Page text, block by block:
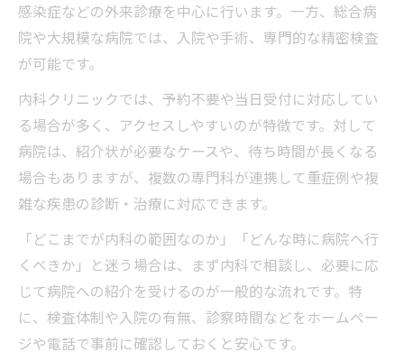
感染症などの外来診療を中心に行います。一方、総合病
院や大規模な病院では、入院や手術、専門的な精密検査
が可能です。
内科クリニックでは、予約不要や当日受付に対応してい
る場合が多く、アクセスしやすいのが特徴です。対して
病院は、紹介状が必要なケースや、待ち時間が長くなる
場合もありますが、複数の専門科が連携して重症例や複
雑な疾患の診断・治療に対応できます。
「どこまでが内科の範囲なのか」「どんな時に病院へ行
くべきか」と迷う場合は、まず内科で相談し、必要に応
じて病院への紹介を受けるのが一般的な流れです。特
に、検査体制や入院の有無、診察時間などをホームペー
ジや電話で事前に確認しておくと安心です。